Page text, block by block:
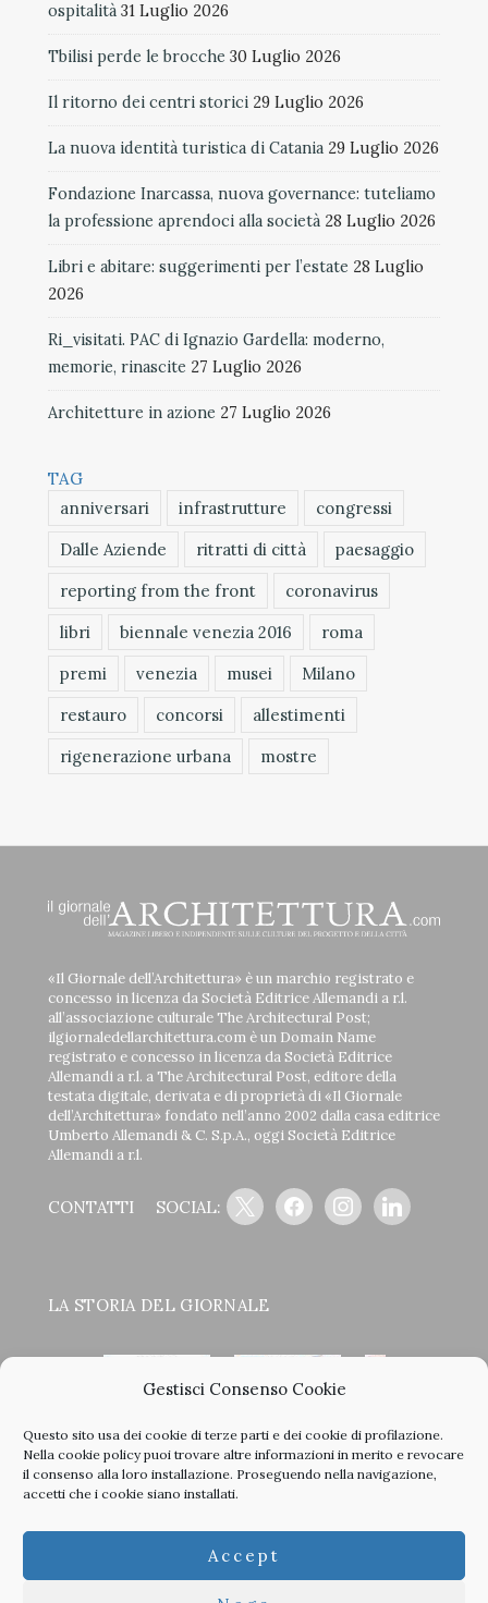
Gestisci Consenso Cookie
Questo sito usa dei cookie di terze parti e dei cookie di profilazione.
Nella cookie policypuoi trovare altre informazioni in merito e revocare
il consenso alla loro installazione. Proseguendo nella navigazione,
accetti che i cookie siano installati.
Accept
ospitalità 31 Luglio 2026
Tbilisi perde le brocche 30 Luglio 2026
Il ritorno dei centri storici 29 Luglio 2026
La nuova identità turistica di Catania 29 Luglio 2026
Fondazione Inarcassa, nuova governance: tuteliamo
la professione aprendoci alla società 28 Luglio 2026
Libri e abitare: suggerimenti per l’estate 28 Luglio
2026
Ri_visitati. PAC di Ignazio Gardella: moderno,
memorie, rinascite 27 Luglio 2026
Architetture in azione 27 Luglio 2026
TAG
anniversari
infrastrutture
congressi
Dalle Aziende
ritratti di città
paesaggio
reporting from the front
coronavirus
libri
biennale venezia 2016
roma
premi
venezia musei
Milano
restauro
concorsi
allestimenti
rigenerazione urbana
mostre
«Il Giornale dell’Architettura» è un marchio registrato e
concesso in licenza da Società Editrice Allemandi a r.l.
all’associazione culturale The Architectural Post;
ilgiornaledellarchitettura.com è un Domain Name
registrato e concesso in licenza da Società Editrice
Allemandi a r.l. a The Architectural Post, editore della
testata digitale, derivata e di proprietà di «Il Giornale
dell’Architettura» fondato nell’anno 2002 dalla casa editrice
Umberto Allemandi & C. S.p.A., oggi Società Editrice
Allemandi a r.l.
CONTATTI SOCIAL:
x facebookinstagramlinkedin
LA STORIA DEL GIORNALE
< >
tutti i nostri vecchi numeri in PDF.